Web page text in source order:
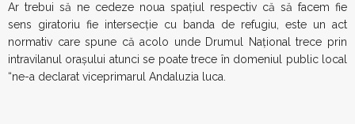
Ar trebui să ne cedeze noua spațiul respectiv că să facem fie
sens giratoriu fie intersecție cu banda de refugiu, este un act
normativ care spune că acolo unde Drumul Naţional trece prin
intravilanul oraşului atunci se poate trece în domeniul public local
“ne-a declarat viceprimarul Andaluzia luca.